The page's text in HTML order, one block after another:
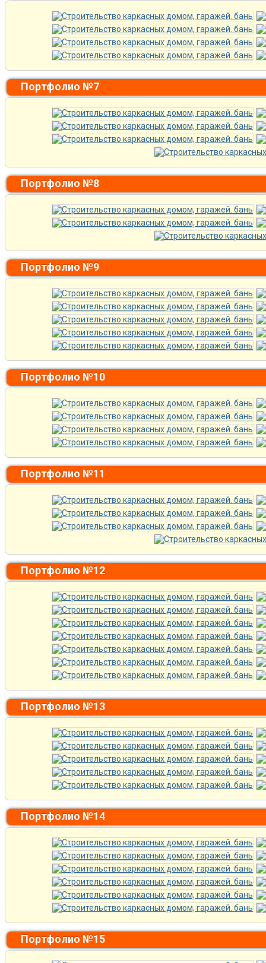
Портфолио №7
Портфолио №8
Портфолио №9
Портфолио №10
Портфолио №11
Портфолио №12
Портфолио №13
Портфолио №14
Портфолио №15